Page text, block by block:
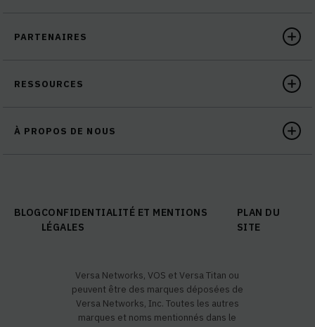
PARTENAIRES
RESSOURCES
À PROPOS DE NOUS
BLOGCONFIDENTIALITÉ ET MENTIONS
LÉGALES
PLAN DU
SITE
Versa Networks, VOS et Versa Titan ou
peuvent être des marques déposées de
Versa Networks, Inc. Toutes les autres
marques et noms mentionnés dans le